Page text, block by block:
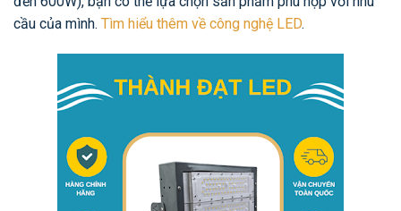
cầu của mình. Tìm hiểu thêm về công nghệ LED.